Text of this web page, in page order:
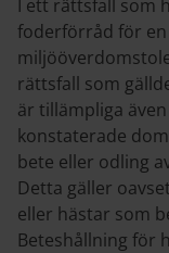
I ett rättsfall som
foderförråd för
rättsfall som
är tillämpliga
konstaterade
bete eller odling
Detta gäller
eller hästar som
Beteshållning för